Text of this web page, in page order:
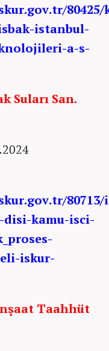
80425/
istanbul-
a-s-
Suları San.
80713/
disi-kamu-isci-
iskur-
Taahhüt